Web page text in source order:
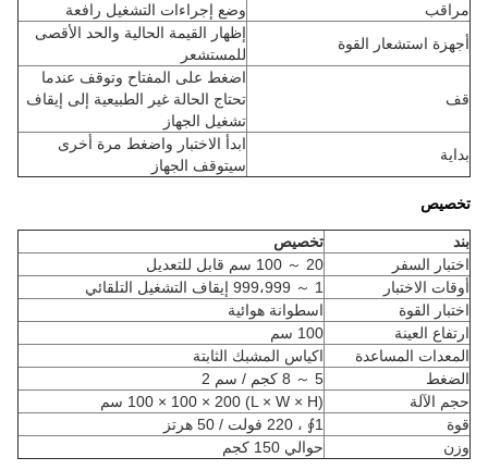
مراقب
وضع إجراءات التشغيل رافعة
أجهزة استشعار القوة
إظهار القيمة الحالية والحد الأقصى
للمستشعر
قف
اضغط على المفتاح وتوقف عندما
تحتاج الحالة غير الطبيعية إلى إيقاف
تشغيل الجهاز
بداية
ابدأ الاختبار واضغط مرة أخرى
سيتوقف الجهاز
تخصيص
بند
تخصيص
اختبار السفر
20 ～ 100 سم قابل للتعديل
أوقات الاختبار
1 ～ 999،999 إيقاف التشغيل التلقائي
اختبار القوة
اسطوانة هوائية
ارتفاع العينة
100 سم
المعدات المساعدة
اكياس المشبك الثابتة
الضغط
5 ～ 8 كجم / سم 2
حجم الآلة
(L × W × H) 100 × 100 × 200 سم
قوة
1∮ ، 220 فولت / 50 هرتز
وزن
حوالي 150 كجم